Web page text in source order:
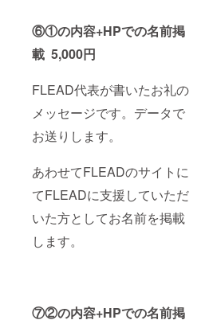
⑥①の内容+HPでの名前掲
載 5,000円
FLEAD代表が書いたお礼の
メッセージです。データで
お送りします。
あわせてFLEADのサイトに
てFLEADに支援していただ
いた方としてお名前を掲載
します。
⑦②の内容+HPでの名前掲